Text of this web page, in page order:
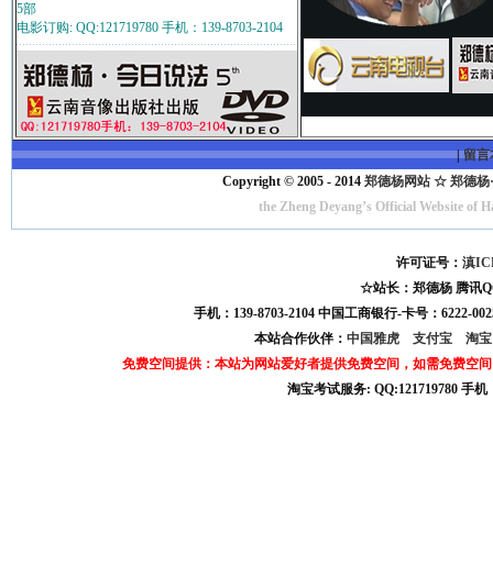
5部
电影订购: QQ:121719780 手机：139-8703-2104
|留言
Copyright © 2005 - 2014 郑德杨网站 ☆ 郑德杨
the Zheng Deyang’s Official Website
许可证号：滇
☆站长：郑德杨 腾讯
手机：139-8703-2104 中国工商银行-卡号：6222-
本站合作伙伴： 中国雅虎 支付宝
淘
免费空间提供：本站为网站爱好者提供免费空间，如需免费空
淘宝考试服务: QQ:121719780 手